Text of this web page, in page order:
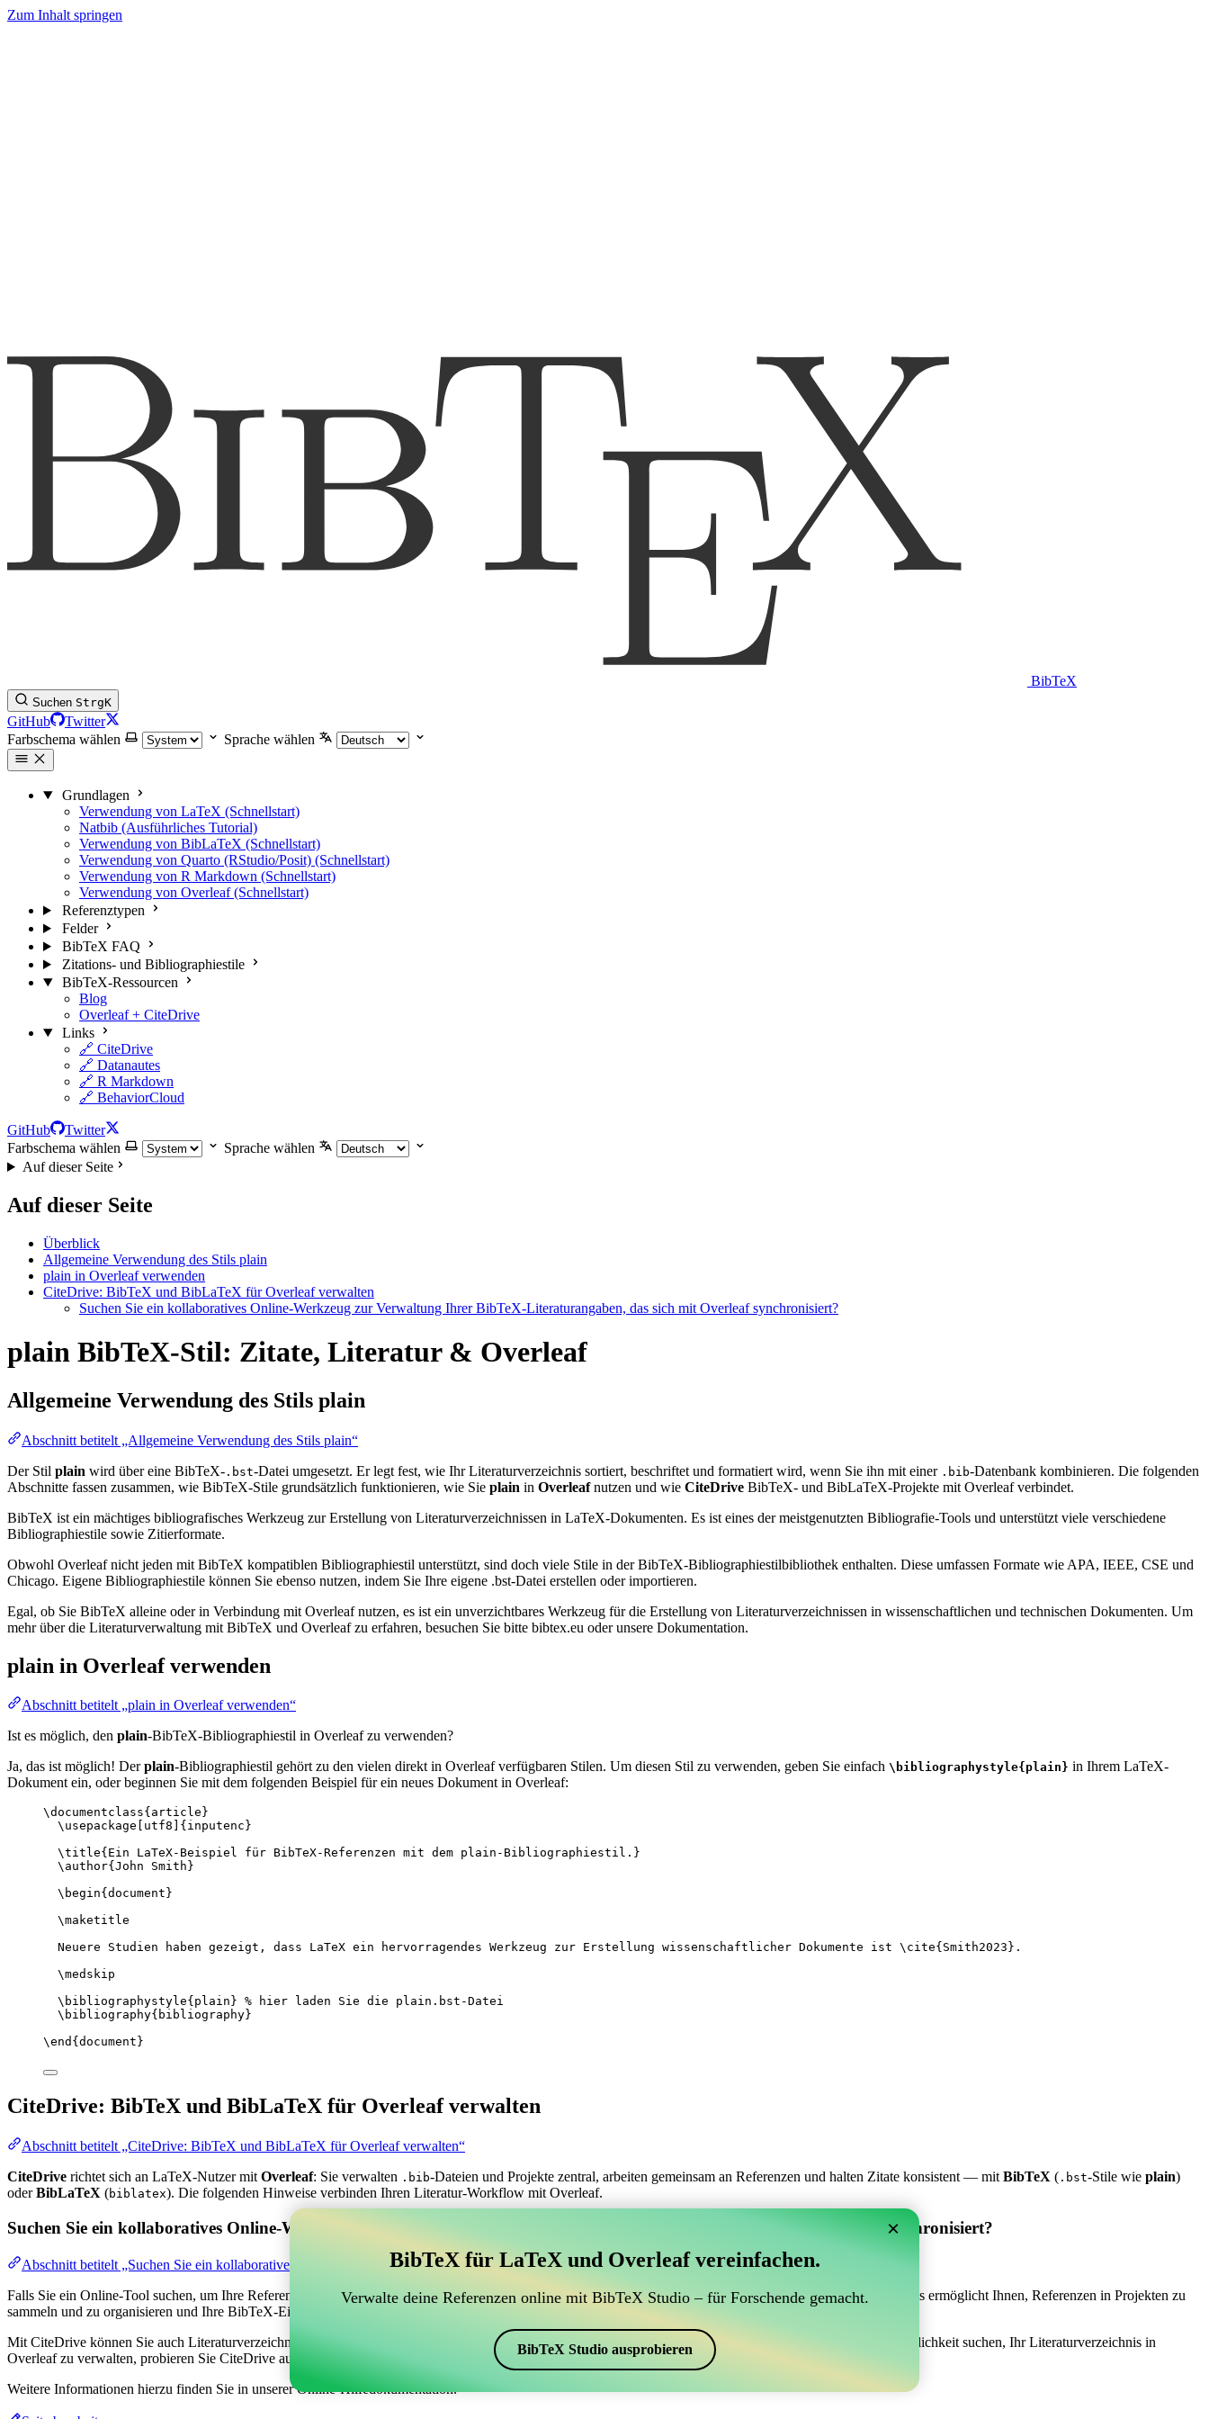
Zum Inhalt springen
BibTeX
Suchen StrgK
GitHub
Twitter
Farbschema wählen
Sprache wählen
Grundlagen
Verwendung von LaTeX (Schnellstart)
Natbib (Ausführliches Tutorial)
Verwendung von BibLaTeX (Schnellstart)
Verwendung von Quarto (RStudio/Posit) (Schnellstart)
Verwendung von R Markdown (Schnellstart)
Verwendung von Overleaf (Schnellstart)
Referenztypen
Felder
BibTeX FAQ
Zitations- und Bibliographiestile
BibTeX-Ressourcen
Blog
Overleaf + CiteDrive
Links
🔗 CiteDrive
🔗 Datanautes
🔗 R Markdown
🔗 BehaviorCloud
GitHub
Twitter
Farbschema wählen
Sprache wählen
Auf dieser Seite
Auf dieser Seite
Überblick
Allgemeine Verwendung des Stils plain
plain in Overleaf verwenden
CiteDrive: BibTeX und BibLaTeX für Overleaf verwalten
Suchen Sie ein kollaboratives Online-Werkzeug zur Verwaltung Ihrer BibTeX-Literaturangaben, das sich mit Overleaf synchronisiert?
plain BibTeX-Stil: Zitate, Literatur & Overleaf
Allgemeine Verwendung des Stils plain
Abschnitt betitelt „Allgemeine Verwendung des Stils plain“
Der Stil plain wird über eine BibTeX- .bst-Datei umgesetzt. Er legt fest, wie Ihr Literaturverzeichnis sortiert, beschriftet und formatiert wird, wenn Sie ihn mit einer .bib-Datenbank kombinieren. Die folgenden
Abschnitte fassen zusammen, wie BibTeX-Stile grundsätzlich funktionieren, wie Sie plain in Overleafnutzen und wie CiteDrive BibTeX- und BibLaTeX-Projekte mit Overleaf verbindet.
BibTeX ist ein mächtiges bibliografisches Werkzeug zur Erstellung von Literaturverzeichnissen in LaTeX-Dokumenten. Es ist eines der meistgenutzten Bibliografie-Tools und unterstützt viele verschiedene
Bibliographiestile sowie Zitierformate.
Obwohl Overleaf nicht jeden mit BibTeX kompatiblen Bibliographiestil unterstützt, sind doch viele Stile in der BibTeX-Bibliographiestilbibliothek enthalten. Diese umfassen Formate wie APA, IEEE, CSE und
Chicago. Eigene Bibliographiestile können Sie ebenso nutzen, indem Sie Ihre eigene .bst-Datei erstellen oder importieren.
Egal, ob Sie BibTeX alleine oder in Verbindung mit Overleaf nutzen, es ist ein unverzichtbares Werkzeug für die Erstellung von Literaturverzeichnissen in wissenschaftlichen und technischen Dokumenten. Um
mehr über die Literaturverwaltung mit BibTeX und Overleaf zu erfahren, besuchen Sie bitte bibtex.eu oder unsere Dokumentation.
plain in Overleaf verwenden
Abschnitt betitelt „plain in Overleaf verwenden“
Ist es möglich, den plain-BibTeX-Bibliographiestil in Overleaf zu verwenden?
Ja, das ist möglich! Derplain-Bibliographiestil gehört zu den vielen direkt in Overleaf verfügbaren Stilen. Um diesen Stil zu verwenden, geben Sie einfach \bibliographystyle{plain} in Ihrem LaTeX-
Dokument ein, oder beginnen Sie mit dem folgenden Beispiel für ein neues Dokument in Overleaf:
\documentclass{ article }
\usepackage
utf8 ]{ inputenc }
\title{Ein LaTeX-Beispiel für BibTeX-Referenzen mit dem plain-Bibliographiestil.}
\author{John Smith}
\begin{ document }
\maketitle
Neuere Studien haben gezeigt, dass LaTeX ein hervorragendes Werkzeug zur Erstellung wissenschaftlicher Dokumente ist \cite{ Smith2023 }.
\medskip
\bibliographystyle{plain} % hier laden Sie die plain.bst-Datei
\bibliography{bibliography}
\end { document }
CiteDrive: BibTeX und BibLaTeX für Overleaf verwalten
Abschnitt betitelt „CiteDrive: BibTeX und BibLaTeX für Overleaf verwalten“
CiteDrive richtet sich an LaTeX-Nutzer mit Overleaf: Sie verwalten .bib-Dateien und Projekte zentral, arbeiten gemeinsam an Referenzen und halten Zitate konsistent — mit BibTeX ( .bst-Stile wie plain)
oderBibLaTeX (biblatex). Die folgenden Hinweise verbinden Ihren Literatur-Workflow mit Overleaf.
Suchen Sie ein kollaboratives Online-Werkzeug zur Verwaltung Ihrer BibTeX-Literaturangaben, das sich mit Overleaf synchronisiert?
Abschnitt betitelt „Suchen Sie ein kollaboratives Online-Werkzeug zur Verwaltung Ihrer BibTeX-Literaturangaben, das sich mit Overleaf synchronisiert?“
Falls Sie ein Online-Tool suchen, um Ihre Referenzen, Zitate und das Literaturverzeichnis in Overleaf zu verwalten, könnte CiteDrive genau das Richtige sein! Es ermöglicht Ihnen, Referenzen in Projekten zu
sammeln und zu organisieren und Ihre BibTeX-Einträge in Ihrem Overleaf-Projekt aktuell zu halten.
Mit CiteDrive können Sie auch Literaturverzeichnisse und Zitate in verschiedenen Stilen, einschließlich plain, erstellen. Wenn Sie also nach einer einfachen Möglichkeit suchen, Ihr Literaturverzeichnis in
Overleaf zu verwalten, probieren Sie CiteDrive aus!
Weitere Informationen hierzu finden Sie in unserer Online-Hilfedokumentation.
×
BibTeX für LaTeX und Overleaf vereinfachen.
Verwalte deine Referenzen online mit BibTeX Studio – für Forschende gemacht.
BibTeX Studio ausprobieren